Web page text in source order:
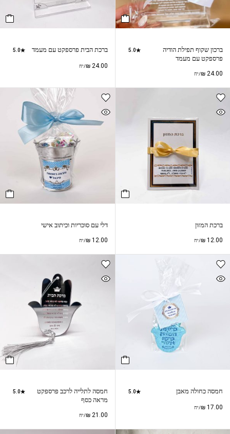
ברכון שקוף תפילת הודיה
פרספקט עם מעמד
5.0
₪ 24.00 /יח
ברכת הבית פרספקט עם מעמד 5.0
₪24.00 /יח
ברכת המזון
₪ 12.00 /יח
דלי עם סוכריות וכיתוב אישי
₪12.00 /יח
חמסה כחולה מאבן 5.0
₪ 17.00 /יח
חמסה לתלייה לרכב פרספקט
מראה כסף
5.0
₪21.00 /יח